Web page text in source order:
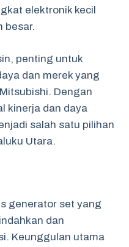
elektronik kecil
besar.
penting untuk
dan merek yang
Dengan
kinerja dan daya
salah satu pilihan
Utara.
generator set yang
dan
Keunggulan utama